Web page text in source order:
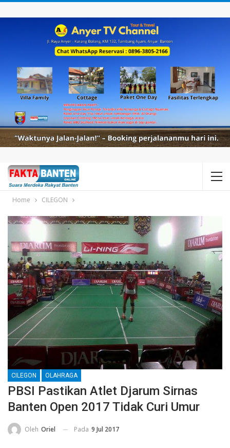
Home CILEGON
CILEGON OLAHRAGA
PBSI Pastikan Atlet Djarum Sirnas
Banten Open 2017 Tidak Curi Umur
Oleh Oriel Pada 9 Jul 2017